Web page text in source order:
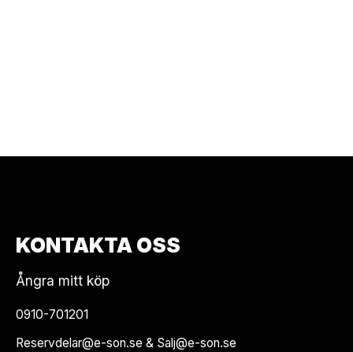
KONTAKTA OSS
Ångra mitt köp
0910-701201
Reservdelar@e-son.se & Salj@e-son.se